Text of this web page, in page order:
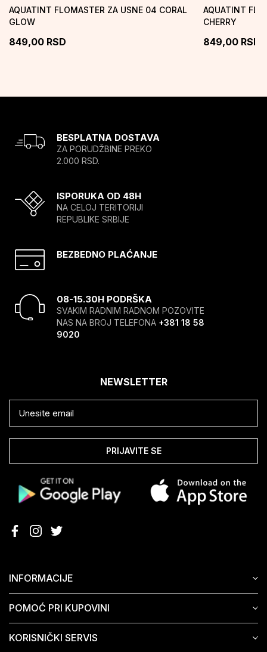
AQUATINT FLOMASTER ZA USNE 04 CORAL
GLOW
849,00 RSD
AQUATINT
CHERRY
849,00 RSD
BESPLATNA DOSTAVA
ZA PORUDŽBINE PREKO
2.000 RSD.
ISPORUKA OD 48H
NA CELOJ TERITORIJI
REPUBLIKE SRBIJE
BEZBEDNO PLAĆANJE
08-15.30H PODRŠKA
SVAKIM RADNIM RADNOM POZOVITE
NAS NA BROJ TELEFONA +381 18 58
9020
INFORMACIJE
POMOĆ PRI KUPOVINI
KORISNIČKI SERVIS
NEWSLETTER
PRIJAVITE SE